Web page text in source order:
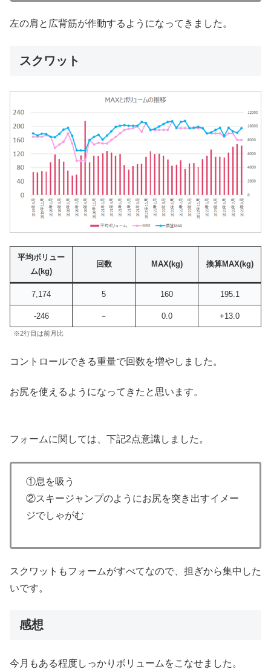
左の肩と広背筋が作動するようになってきました。
スクワット
平均ボリュー
ム(kg)
回数 MAX(kg) 換算MAX(kg)
7,174 5 160 195.1
-246 － 0.0 +13.0
※2行目は前月比
コントロールできる重量で回数を増やしました。
お尻を使えるようになってきたと思います。
フォームに関しては、下記2点意識しました。
①息を吸う
②スキージャンプのようにお尻を突き出すイメー
ジでしゃがむ
スクワットもフォームがすべてなので、担ぎから集中した
いです。
感想
今月もある程度しっかりボリュームをこなせました。